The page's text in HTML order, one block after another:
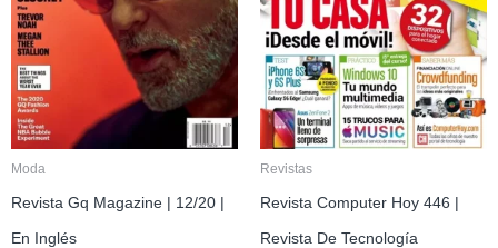
Moda
Revista Gq Magazine | 12/20 |
En Inglés
Revistas
Revista Computer Hoy 446 |
Revista De Tecnología